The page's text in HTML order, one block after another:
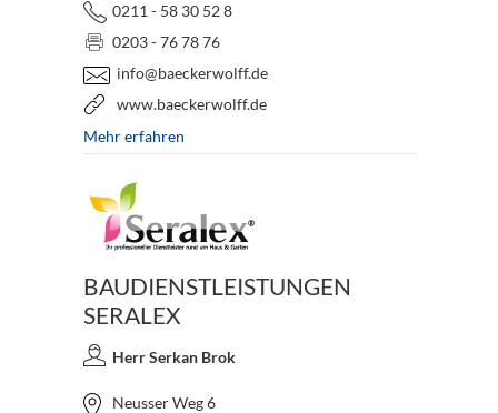
0211 - 58 30 52 8
0203 - 76 78 76
info@baeckerwolff.de
www.baeckerwolff.de
Mehr erfahren
BAUDIENSTLEISTUNGEN
SERALEX
Herr Serkan Brok
Neusser Weg 6